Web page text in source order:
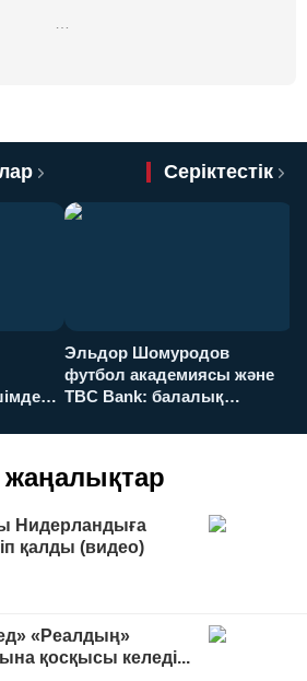
Серіктестік
Эльдор Шомуродов
футбол академиясы және
TBC Bank: балалық
Нидерландыға
қалды (видео)
«Реалдың»
қосқысы келеді...